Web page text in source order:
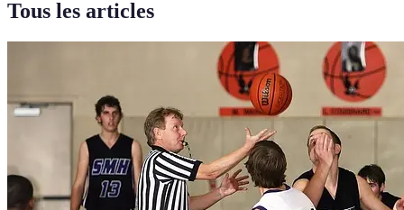
Tous les articles